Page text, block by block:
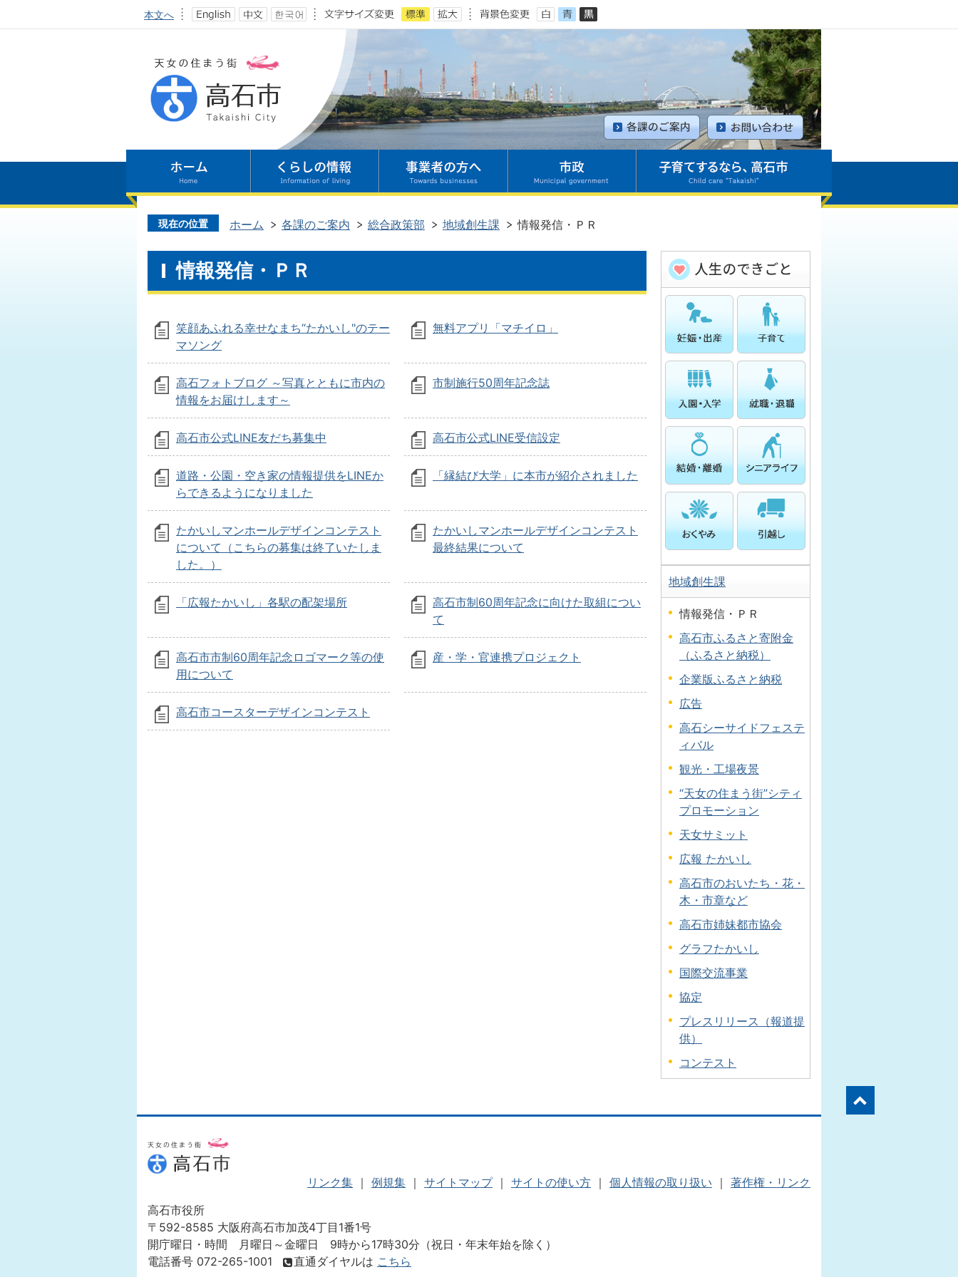
本文へ
現在の位置 ホーム 各課のご案内 総合政策部 地域創生課 情報発信・ＰＲ
情報発信・ＰＲ
笑顔あふれる幸せなまち“たかいし"のテー
マソング
無料アプリ「マチイロ」
高石フォトブログ ～写真とともに市内の
情報をお届けします～
市制施行50周年記念誌
高石市公式LINE友だち募集中 高石市公式LINE受信設定
道路・公園・空き家の情報提供をLINEか
らできるようになりました
「縁結び大学」に本市が紹介されました
たかいしマンホールデザインコンテスト
について（こちらの募集は終了いたしま
した。）
たかいしマンホールデザインコンテスト
最終結果について
「広報たかいし」各駅の配架場所
高石市制60周年記念に向けた取組につい
て
高石市市制60周年記念ロゴマーク等の使
用について
産・学・官連携プロジェクト
高石市コースターデザインコンテスト
地域創生課
情報発信・ＰＲ
高石市ふるさと寄附金
（ふるさと納税）
企業版ふるさと納税
広告
高石シーサイドフェステ
ィバル
観光・工場夜景
“天女の住まう街”シティ
プロモーション
天女サミット
広報 たかいし
高石市のおいたち・花・
木・市章など
高石市姉妹都市協会
グラフたかいし
国際交流事業
協定
プレスリリース（報道提
供）
コンテスト
リンク集 ｜ 例規集 ｜ サイトマップ ｜ サイトの使い方 ｜ 個人情報の取り扱い ｜ 著作権・リンク
高石市役所
〒592-8585 大阪府高石市加茂4丁目1番1号
開庁曜日・時間 月曜日～金曜日 9時から17時30分（祝日・年末年始を除く）
電話番号 072-265-1001
直通ダイヤルは こちら